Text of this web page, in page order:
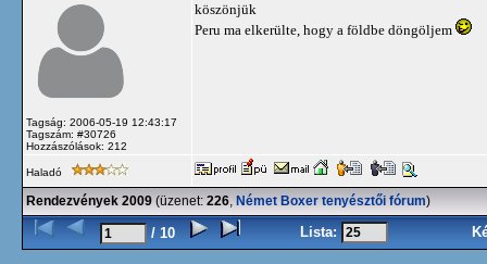
Tagság: 2006-05-19 12:43:17
Tagszám: #30726
Hozzászólások: 212
köszönjük
Peru ma elkerülte, hogy a földbe döngöljem
Haladó
Rendezvények 2009 (üzenet: 226, Német Boxer tenyésztői fórum)
/ 10 Lista: